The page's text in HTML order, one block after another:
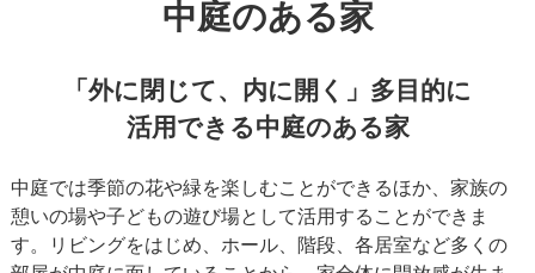
中庭のある家
「外に閉じて、内に開く」多目的に
活用できる中庭のある家
中庭では季節の花や緑を楽しむことができるほか、家族の
憩いの場や子どもの遊び場として活用することができま
す。リビングをはじめ、ホール、階段、各居室など多くの